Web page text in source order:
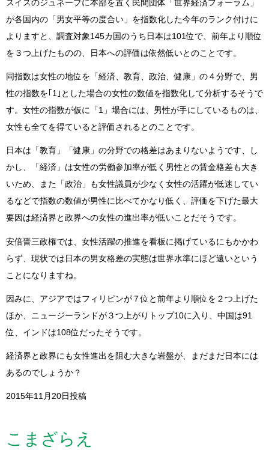
スイスのジュネーブに本部を置く民間団体「世界経済フォーラム」
が各国内の「男女平等の度合い」を指数化した今年のランク付けに
よりますと、調査対象145カ国のうち日本は101位で、前年より順位
を３つ上げたものの、日本への評価は依然低いとのことです。
同指数は女性の地位を「経済、教育、政治、健康」の４分野で、男
性の指数を｢1｣とした場合の女性の数値を指数化して分析するそうで
す。女性の指数が仮に「1」場合には、男性が手にしているものは、
女性も全てを得ていると評価されるとのことです。
日本は「教育」「健康」の分野での格差はあまりないようです、し
かし、「経済」は女性の労働参加率が低く男性との賃金格差も大き
いため、また「政治」も女性議員が少なく女性の活躍が低迷してい
るなどで指数の数値が男性に比べてかなり低く、評価を下げた最大
要因は経済界と政界への女性の進出率が低いことだそうです。
安倍晋三政権では、女性活躍の推進を看板に掲げているにもかかわ
らず、現状では日本の男女格差の実態は世界水準にほど遠いという
ことになりますね。
因みに、アジアではフィリピンが７位と前年より順位を２つ上げた
ほか、ニュージーランドが３つ上がりトップ10に入り、中国は91
位、インドは108位だったそうです。
経済界と政界にも女性進出を阻む大きな岩盤が、まだまだ日本には
あるのでしょうか？
2015年11月20日投稿
こまざらえ